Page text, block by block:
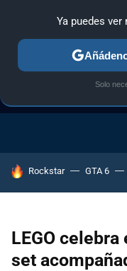
HOY SE HABLA DE
Rockstar GTA 6
LEGO
set
Ya puedes ver
Solo